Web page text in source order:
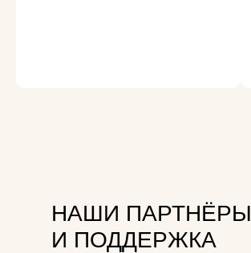
НАШИ ПАРТНЁРЫ
И ПОДДЕРЖКА